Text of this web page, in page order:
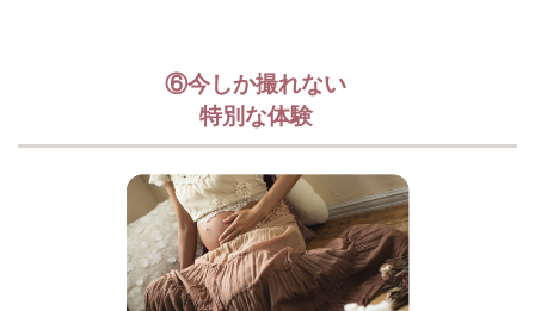
⑥今しか撮れない
特別な体験